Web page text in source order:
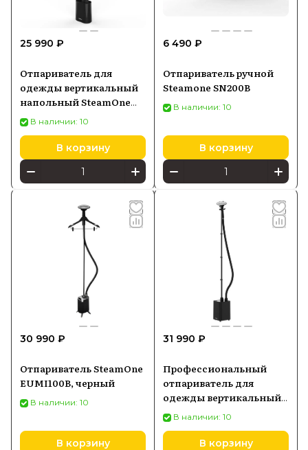
25 990 ₽
Отпариватель для
одежды вертикальный
напольный SteamOne
UNI900GB 1,2 л, черный
В наличии: 10
В корзину
6 490 ₽
Отпариватель ручной
Steamone SN200B
В наличии: 10
В корзину
30 990 ₽
Отпариватель SteamOne
EUMI100B, черный
В наличии: 10
В корзину
31 990 ₽
Профессиональный
отпариватель для
одежды вертикальный
напольный SteamOne
PRO1900-SB 1,8л, на
колесиках, черный
В наличии: 10
В корзину